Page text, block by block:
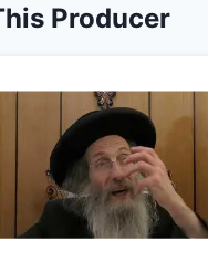
Producer